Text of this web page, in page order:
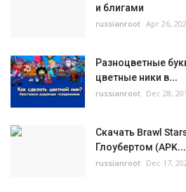
и блигами
russianroot Apr 26,
Разноцветные
цветные ники в...
russianroot Dec 28,
Скачать Brawl
Глоубертом (APK...
russianroot Dec 17,